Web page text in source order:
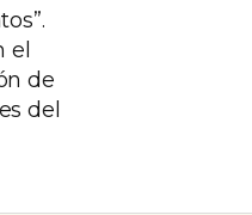
el
de
del